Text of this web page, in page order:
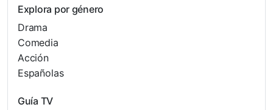
Explora por género
Drama
Comedia
Acción
Españolas
Guía TV